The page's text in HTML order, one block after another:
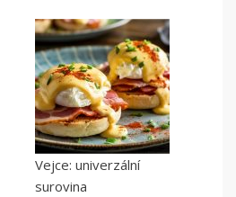
Vejce: univerzální
surovina